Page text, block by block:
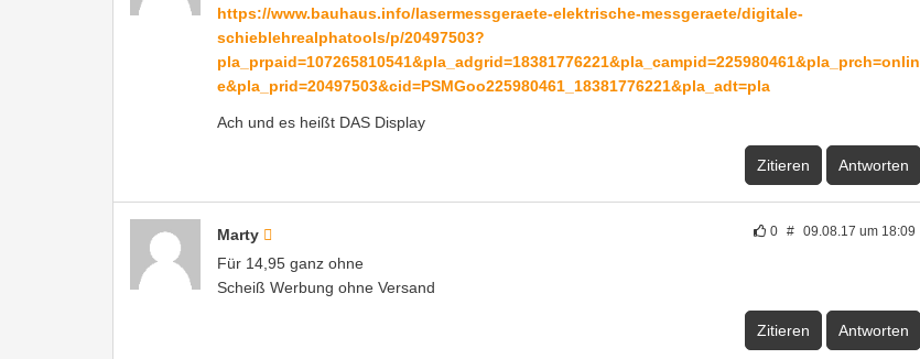
https://www.bauhaus.info/lasermessgeraete-elektrische-messgeraete/digitale-
schieblehrealphatools/p/20497503?
pla_prpaid=107265810541&pla_adgrid=18381776221&pla_campid=225980461&pla_prch=onlin
e&pla_prid=20497503&cid=PSMGoo225980461_18381776221&pla_adt=pla
Ach und es heißt DAS Display
Zitieren Antworten
0 # 09.08.17 um 18:09
Marty
Für 14,95 ganz ohne
Scheiß Werbung ohne Versand
Zitieren Antworten